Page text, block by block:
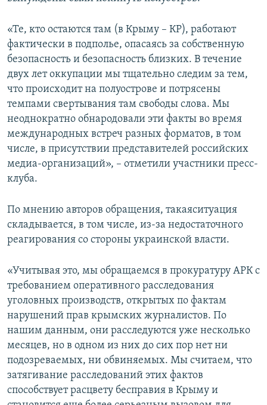
«Те, кто остаются там (в Крыму – КР), работают
фактически в подполье, опасаясь за собственную
безопасность и безопасность близких. В течение
двух лет оккупации мы тщательно следим за тем,
что происходит на полуострове и потрясены
темпами свертывания там свободы слова. Мы
неоднократно обнародовали эти факты во время
международных встреч разных форматов, в том
числе, в присутствии представителей российских
медиа-организаций», – отметили участники пресс-
клуба.
По мнению авторов обращения, такаяситуация
складывается, в том числе, из-за недостаточного
реагирования со стороны украинской власти.
«Учитывая это, мы обращаемся в прокуратуру АРК с
требованием оперативного расследования
уголовных производств, открытых по фактам
нарушений прав крымских журналистов. По
нашим данным, они расследуются уже несколько
месяцев, но в одном из них до сих пор нет ни
подозреваемых, ни обвиняемых. Мы считаем, что
затягивание расследований этих фактов
способствует расцвету бесправия в Крыму и